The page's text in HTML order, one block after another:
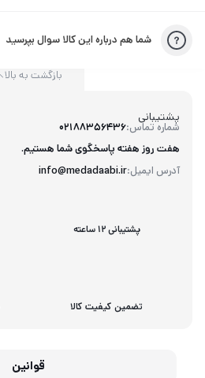
شما هم درباره این کالا سوال بپرسید
پشتیبانی
شماره تماس:02188356436
آدرس ایمیل:info@medadaabi.ir
هفت روز هفته پاسخگوی شما هستیم.
بازگشت به بالا
پشتیبانی 12 ساعته
تضمین کیفیت کالا
قوانین